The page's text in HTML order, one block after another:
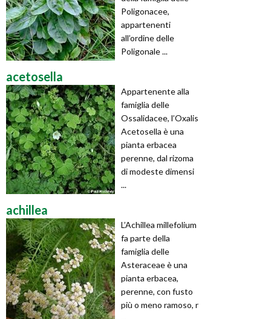
Poligonacee,
appartenenti
all’ordine delle
Poligonale ...
acetosella
Appartenente alla
famiglia delle
Ossalidacee, l’Oxalis
Acetosella è una
pianta erbacea
perenne, dal rizoma
di modeste dimensi
...
achillea
L’Achillea millefolium
fa parte della
famiglia delle
Asteraceae è una
pianta erbacea,
perenne, con fusto
più o meno ramoso, r